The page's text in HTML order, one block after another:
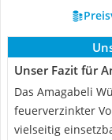
Unser Fazit für
Das Amagabeli
feuerverzinkter
vielseitig